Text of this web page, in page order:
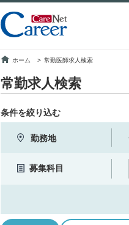
ホーム > 常勤医師求人検索
常勤求人検索
条件を絞り込む
勤務地
募集科目